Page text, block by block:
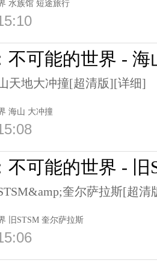
水族馆 短途旅行
不可能的世界 -
天地大冲撞[超清版][详细]
海山 大冲撞
不可能的世界 - 旧
奎尔萨拉斯[超清
旧STSM 奎尔萨拉斯